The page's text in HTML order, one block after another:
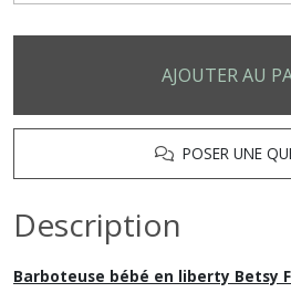
AJOUTER AU
POSER UNE
Description
Barboteuse bébé en liberty Betsy